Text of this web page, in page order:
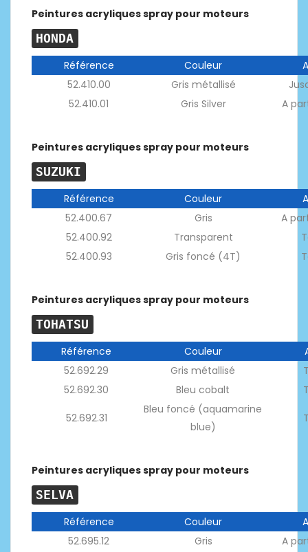
Peintures acryliques spray pour moteurs
HONDA
Référence Couleur
52.410.00
Gris métallisé
52.410.01
Gris Silver A
Peintures acryliques spray pour moteurs
SUZUKI
Référence Couleur
52.400.67
Gris
A
52.400.92
Transparent
52.400.93
Gris foncé (4T)
Peintures acryliques spray pour moteurs
TOHATSU
Référence Couleur
52.692.29
Gris métallisé
52.692.30
Bleu cobalt
52.692.31
Bleu foncé (aquamarine
blue)
Peintures acryliques spray pour moteurs
SELVA
Référence Couleur
52.695.12
Gris
A